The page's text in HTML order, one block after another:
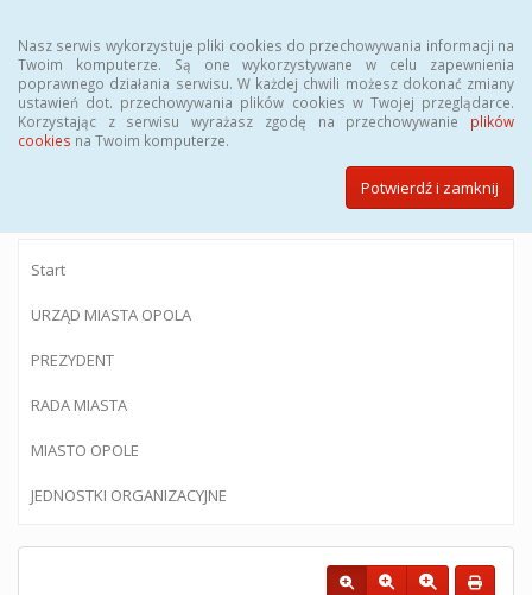
Nasz serwis wykorzystuje pliki cookies do przechowywania informacji na
Twoim komputerze. Są one wykorzystywane w celu zapewnienia
poprawnego działania serwisu. W każdej chwili możesz dokonać zmiany
ustawień dot. przechowywania plików cookies w Twojej przeglądarce.
Korzystając z serwisu wyrażasz zgodę na przechowywanie plików
cookies na Twoim komputerze.
Potwierdź i zamknij
BIULETYN INFORMACJI PUBLICZNEJ
Urzędu Miasta Opola
Start
URZĄD MIASTA OPOLA
PREZYDENT
RADA MIASTA
MIASTO OPOLE
JEDNOSTKI ORGANIZACYJNE